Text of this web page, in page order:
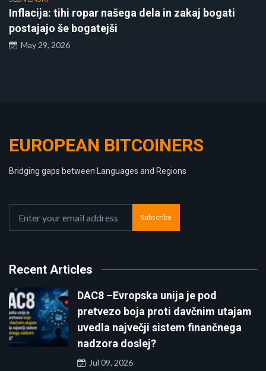
Inflacija: tihi ropar našega dela in zakaj bogati
postajajo še bogatejši
May 29, 2026
EUROPEAN BITCOINERS
Bridging gaps between Languages and Regions
Subscribe
Recent Articles
DAC8 –Evropska unija je pod
pretvezo boja proti davčnim utajam
uvedla največji sistem finančnega
nadzora doslej?
Jul 09, 2026